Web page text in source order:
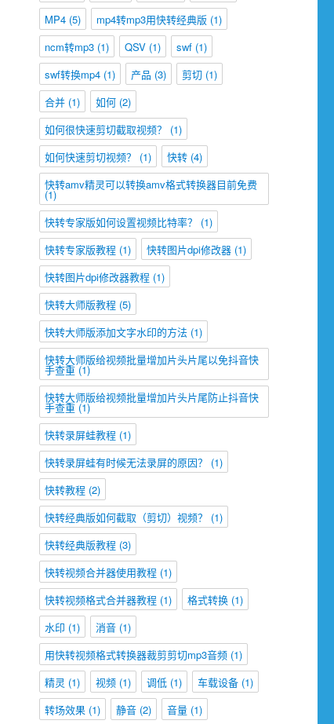
MP4(5) mp4转mp3用快转经典版 (1)
ncm转mp3(1) QSV(1) swf(1)
swf转换mp4(1) 产品 (3) 剪切(1)
合并(1) 如何(2)
如何很快速剪切截取视频？
(1)
如何快速剪切视频？
(1) 快转(4)
快转amv精灵可以转换amv格式转换器目前免费
(1)
快转专家版如何设置视频比特率？
(1)
快转专家版教程(1) 快转图片dpi修改器(1)
快转图片dpi修改器教程(1)
快转大师版教程(5)
快转大师版添加文字水印的方法(1)
快转大师版给视频批量增加片头片尾以免抖音快
手查重(1)
快转大师版给视频批量增加片头片尾防止抖音快
手查重(1)
快转录屏蛙教程(1)
快转录屏蛙有时候无法录屏的原因？
(1)
快转教程(2)
快转经典版如何截取（剪切）视频？
(1)
快转经典版教程(3)
快转视频合并器使用教程(1)
快转视频格式合并器教程(1) 格式转换(1)
水印 (1) 消音(1)
用快转视频格式转换器裁剪剪切mp3音频(1)
精灵 (1) 视频(1) 调低(1) 车载设备(1)
转场效果(1) 静音(2) 音量(1)